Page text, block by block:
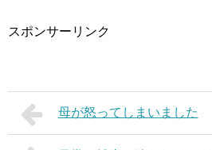
スポンサーリンク
母が怒ってしまいました